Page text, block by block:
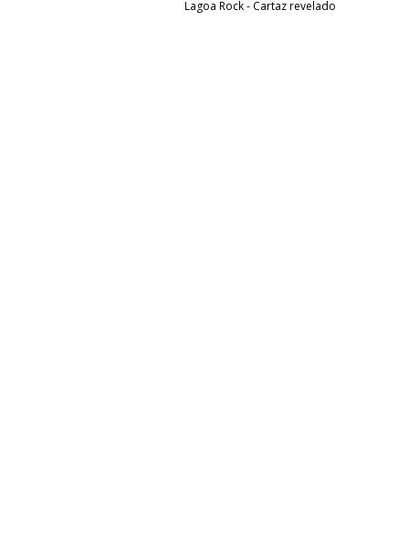
Lagoa Rock - Cartaz revelado